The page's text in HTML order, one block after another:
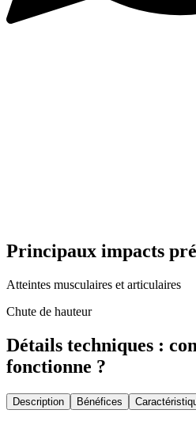
Principaux impacts
Atteintes musculaires et articulaires
Chute de hauteur
Détails techniques :
fonctionne ?
Description Bénéfices